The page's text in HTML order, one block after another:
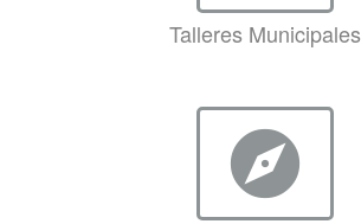
Talleres Municipales
explore